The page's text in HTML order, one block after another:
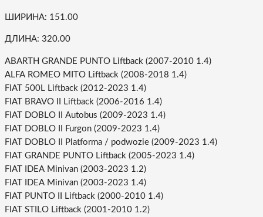
ШИРИНА: 151.00
ДЛИНА: 320.00
ABARTH GRANDE PUNTO Liftback (2007-2010 1.4)
ALFA ROMEO MITO Liftback (2008-2018 1.4)
FIAT 500L Liftback (2012-2023 1.4)
FIAT BRAVO II Liftback (2006-2016 1.4)
FIAT DOBLO II Autobus (2009-2023 1.4)
FIAT DOBLO II Furgon (2009-2023 1.4)
FIAT DOBLO II Platforma / podwozie (2009-2023 1.4)
FIAT GRANDE PUNTO Liftback (2005-2023 1.4)
FIAT IDEA Minivan (2003-2023 1.2)
FIAT IDEA Minivan (2003-2023 1.4)
FIAT PUNTO II Liftback (2000-2010 1.4)
FIAT STILO Liftback (2001-2010 1.2)